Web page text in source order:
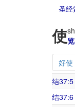
圣经
使览
好使
结37:5
结37:6